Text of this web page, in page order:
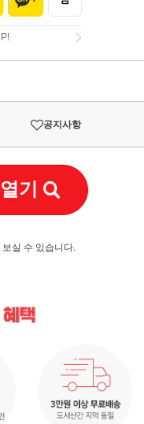
공지사항
기
실 수 있습니다.